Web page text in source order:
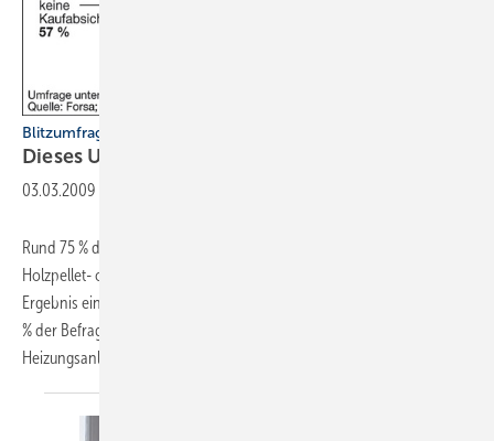
Blitzumfrage unter Haus- und Wohnungseigentümern
Dieses Umsatzpotenzial wartet auf
03.03.2009
Rund 75 % der Haus- und Wohnungseigentümer sehen Solarthermie-,
Holzpellet- oder Erdwärmeheizungen als lohnende Investition, so das
Ergebnis einer Forsa-Umfrage. Interessant fürs Heizungsgeschäft: 20
% der Befragten planen den Kauf einer regenerativen
Heizungsanlage.